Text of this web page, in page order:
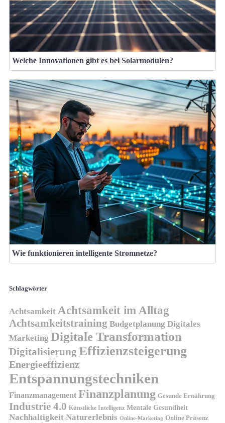
Welche Innovationen gibt es bei Solarmodulen?
Wie funktionieren intelligente Stromnetze?
Schlagwörter
Achtsamkeit Achtsamkeit im Alltag
Achtsamkeitstraining Budgetplanung Digitales
Marketing Digitale Transformation
Digitalisierung Effizienzsteigerung
Energieeffizienz
Entspannungstechniken
Finanzmanagement Finanzplanung Gesunde Ernährung
Industrie 4.0 Künstliche Intelligenz Mentale Gesundheit
Nachhaltigkeit Naturerlebnis Online-Marketing Online Präsenz